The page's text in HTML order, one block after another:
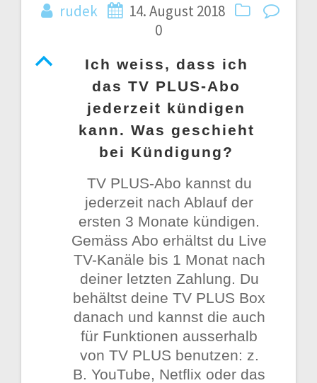
rudek
14. August 2018
0
B
Ich weiss, dass ich
das TV PLUS-Abo
jederzeit kündigen
kann. Was geschieht
bei Kündigung?
TV PLUS-Abo kannst du
jederzeit nach Ablauf der
ersten 3 Monate kündigen.
Gemäss Abo erhältst du Live
TV-Kanäle bis 1 Monat nach
deiner letzten Zahlung. Du
behältst deine TV PLUS Box
danach und kannst die auch
für Funktionen ausserhalb
von TV PLUS benutzen: z.
B. YouTube, Netflix oder das